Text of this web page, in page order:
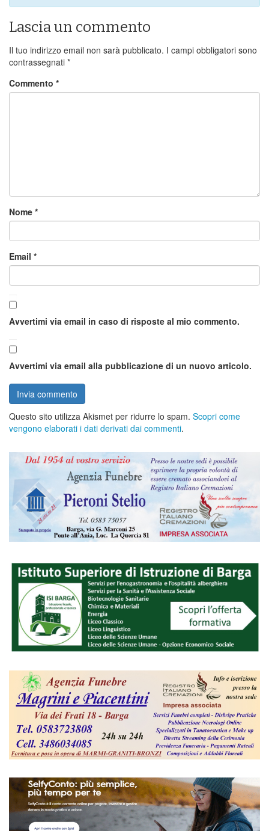
Lascia un commento
Il tuo indirizzo email non sarà pubblicato. I campi obbligatori sono
contrassegnati *
Commento *
Nome *
Email *
Avvertimi via email in caso di risposte al mio commento.
Avvertimi via email alla pubblicazione di un nuovo articolo.
Questo sito utilizza Akismet per ridurre lo spam. Scopri come
vengono elaborati i dati derivati dai commenti.